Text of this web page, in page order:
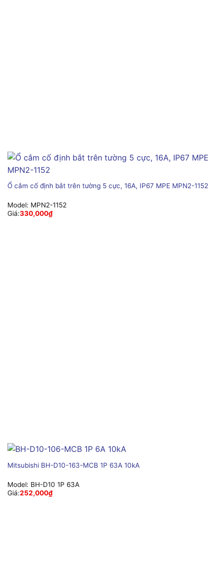
Ổ cắm cố định bắt trên tường 5 cực, 16A, IP67 MPE MPN2-1152
Model: MPN2-1152
Giá:330,000₫
Mitsubishi BH-D10-163-MCB 1P 63A 10kA
Model: BH-D10 1P 63A
Giá:252,000₫